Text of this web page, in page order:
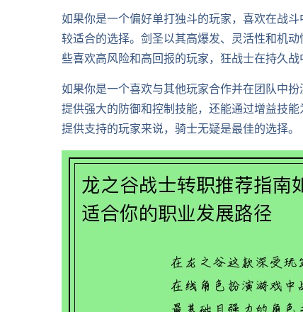
如果你是一个偏好单打独斗的玩家，喜欢在战
较适合的选择。剑圣以其高爆发、灵活性和机
些喜欢高风险和高回报的玩家，狂战士在持久
如果你是一个喜欢与其他玩家合作并在团队中
提供强大的防御和控制技能，还能通过增益技
提供支持的玩家来说，骑士无疑是最佳的选择。